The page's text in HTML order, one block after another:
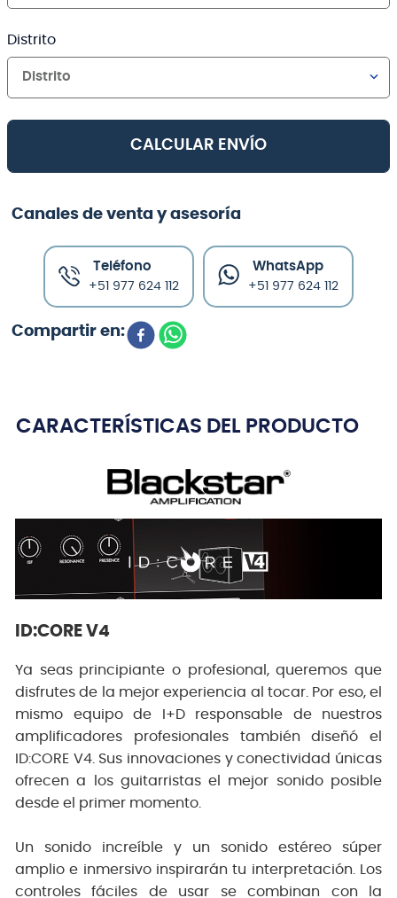
Distrito
Distrito
CALCULAR ENVÍO
Canales de venta y asesoría
Teléfono
+51 977 624 112
WhatsApp
+51 977 624 112
CARACTERÍSTICAS DEL PRODUCTO
ID:CORE V4
Ya seas principiante o profesional, queremos que
disfrutes de la mejor experiencia al tocar. Por eso, el
mismo equipo de I+D responsable de nuestros
amplificadores profesionales también diseñó el
ID:CORE V4. Sus innovaciones y conectividad únicas
ofrecen a los guitarristas el mejor sonido posible
desde el primer momento.
Un sonido increíble y un sonido estéreo súper
amplio e inmersivo inspirarán tu interpretación. Los
controles fáciles de usar se combinan con la